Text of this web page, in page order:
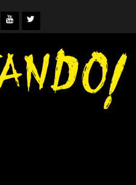
YouTube
Twitter